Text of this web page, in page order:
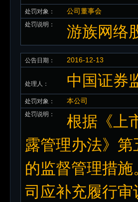
处罚对象： 公司董事会
处罚说明： 游族网络
公告日期： 2016-12-13
处理人： 中国证券
处罚对象： 本公司
处罚说明：
根据《上
露管理办法》
的监督管理措
司应补充履行